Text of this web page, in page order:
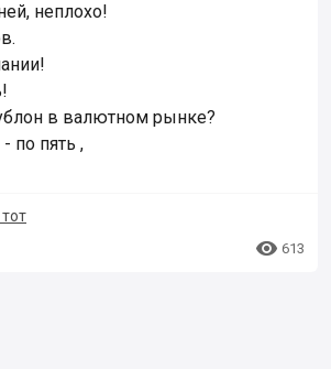
неплохо!
в валютном рынке?
по пять ,
 613